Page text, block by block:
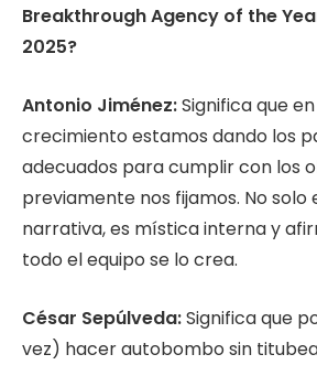
Breakthrough Agency of the
2025?
Antonio Jiménez:Significa que
crecimiento estamos dando los
adecuados para cumplir con los
previamente nos fijamos. No solo
narrativa, es mística interna y
todo el equipo se lo crea.
César Sepúlveda:Significa que
vez) hacer autobombo sin